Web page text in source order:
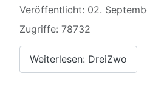
Veröffentlicht: 02.
Zugriffe: 78732
Weiterlesen: DreiZwo